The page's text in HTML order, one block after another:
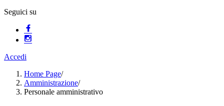
Seguici su
Accedi
Home Page/
Amministrazione/
Personale amministrativo